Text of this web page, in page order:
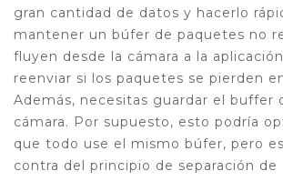
gran cantidad de datos y hacerlo
mantener un búfer de paquetes no
fluyen desde la cámara a la
reenviar si los paquetes se pierden
Además, necesitas guardar el buffer
cámara. Por supuesto, esto podría
que todo use el mismo búfer, pero
contra del principio de separación de